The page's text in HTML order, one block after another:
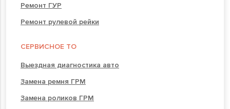
Ремонт ГУР
Ремонт рулевой рейки
СЕРВИСНОЕ ТО
Выездная диагностика авто
Замена ремня ГРМ
Замена роликов ГРМ